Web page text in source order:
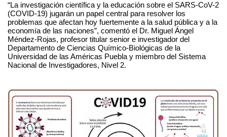
“La investigación científica y la educación sobre el SARS-CoV-2
(COVID-19) jugarán un papel central para resolver los
problemas que afectan hoy fuertemente a la salud pública y a la
economía de las naciones”, comentó el Dr. Miguel Ángel
Méndez-Rojas, profesor titular senior e investigador del
Departamento de Ciencias Químico-Biológicas de la
Universidad de las Américas Puebla y miembro del Sistema
Nacional de Investigadores, Nivel 2.